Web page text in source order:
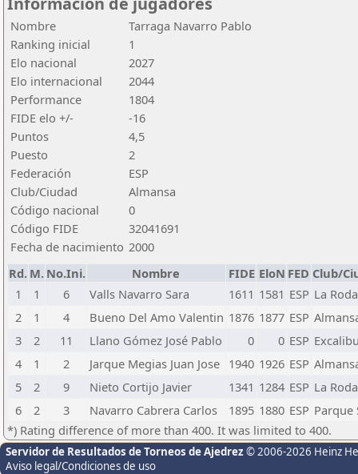
Nombre
Tarraga Navarro Pablo
Ranking inicial
1
Elo nacional
2027
Elo internacional
2044
Performance
1804
FIDE elo +/-
-16
Puntos
4,5
Puesto
2
Federación
ESP
Club/Ciudad
Almansa
Código nacional
0
Código FIDE
32041691
Fecha de nacimiento 2000
Rd. M. No.Ini. Nombre FIDE EloN FED Club/
1
1 6 Valls Navarro Sara 1611 1581 ESP La Roda
2
1 4 Bueno Del Amo Valentin 1876 1877 ESP
3
2 11 Llano Gómez José Pablo 0 0 ESP
4
1 2 Jarque Megias Juan Jose 1940 1926 ESP
5
2 9 Nieto Cortijo Javier 1341 1284 ESP La Roda
6
2 3 Navarro Cabrera Carlos 1895 1880 ESP Parque
*) Rating difference of more than 400. It was limited to 400.
Servidor de Resultados de Torneos de Ajedrez © 2006-2026 Heinz
Aviso legal/Condiciones de uso